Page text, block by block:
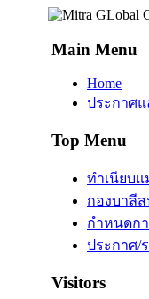
Main Menu
Home
ประกาศแ
Top Menu
ทำเนียบ
กองบาลี
กำหนดก
ประกาศ/
Visitors